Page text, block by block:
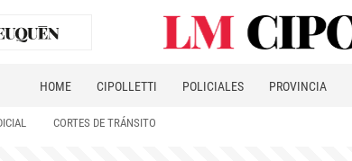
HOME CIPOLLETTI POLICIALES PROVINCIA
CORTES DE TRÁNSITO